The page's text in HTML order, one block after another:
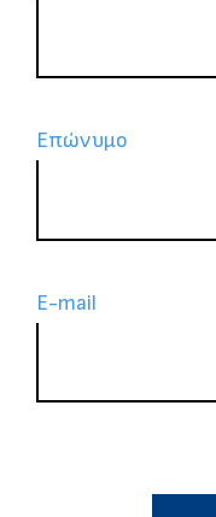
Επώνυμο
Ε-mail